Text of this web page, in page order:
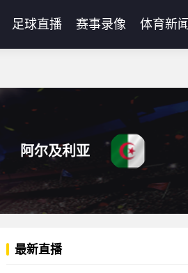
足球直播 赛事录像 体育新闻
阿尔及利亚
最新直播